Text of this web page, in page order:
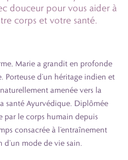
douceur pour vous aider à
corps et votre santé.
Marie a grandit en profonde
d’un héritage indien et
amenée vers la
santé Ayurvédique. Diplômée
par le corps humain depuis
consacrée à l’entraînement
d’un mode de vie sain.